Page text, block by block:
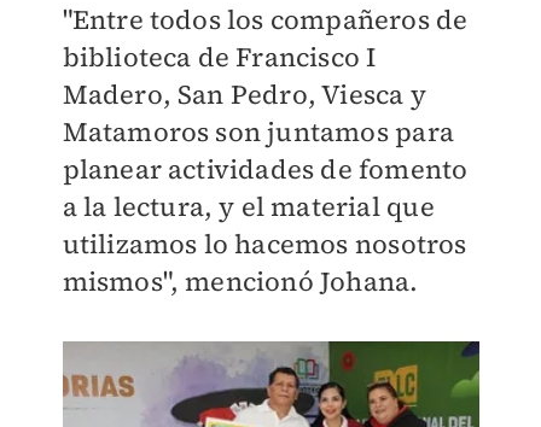
"Entre todos los compañeros de
biblioteca de Francisco I
Madero, San Pedro, Viesca y
Matamoros son juntamos para
planear actividades de fomento
a la lectura, y el material que
utilizamos lo hacemos nosotros
mismos", mencionó Johana.